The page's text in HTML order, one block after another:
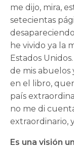
me dijo, mira,
setecientas
he vivido ya la
Estados
de mis abuelos
en el libro,
país
no me di
extraordinario,
Es una visión